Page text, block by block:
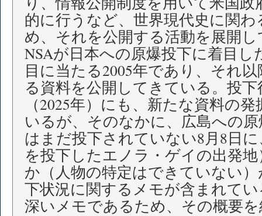
的に行うなど、世界現代史に関
め、それを公開する活動を展開
NSAが日本への原爆投下に着目し
目に当たる2005年であり、それ
る資料を公開してきている。投下
（2025年）にも、新たな資料の
いるが、そのなかに、広島への
はまだ投下されていない8月8日
を投下したエノラ・ゲイの出発
か（人物の特定はできていない
下状況に関するメモが含まれて
深いメモであるため、その概要